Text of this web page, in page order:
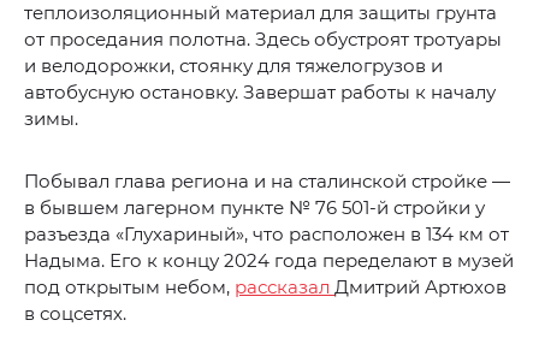
теплоизоляционный материал для защиты грунта
от проседания полотна. Здесь обустроят тротуары
и велодорожки, стоянку для тяжелогрузов и
автобусную остановку. Завершат работы к началу
зимы.
Побывал глава региона и на сталинской стройке —
в бывшем лагерном пункте № 76 501-й стройки у
разъезда «Глухариный», что расположен в 134 км от
Надыма. Его к концу 2024 года переделают в музей
под открытым небом, рассказал Дмитрий Артюхов
в соцсетях.